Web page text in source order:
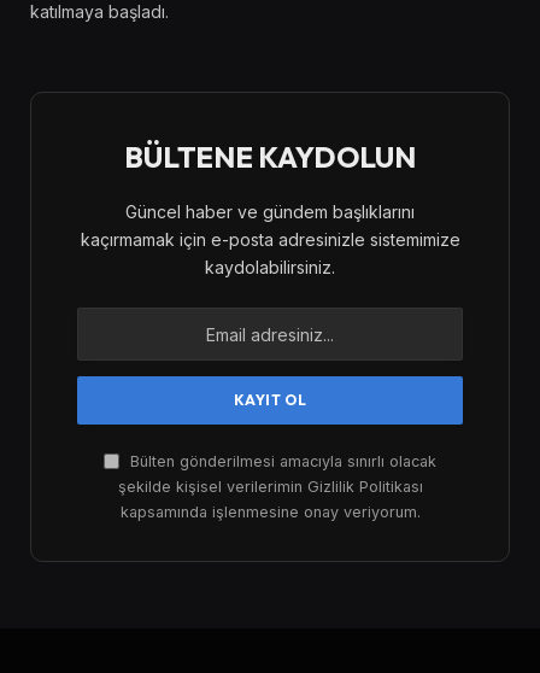
katılmaya başladı.
BÜLTENE KAYDOLUN
Güncel haber ve gündem başlıklarını
kaçırmamak için e-posta adresinizle sistemimize
kaydolabilirsiniz.
Bülten gönderilmesi amacıyla sınırlı olacak
şekilde kişisel verilerimin Gizlilik Politikası
kapsamında işlenmesine onay veriyorum.